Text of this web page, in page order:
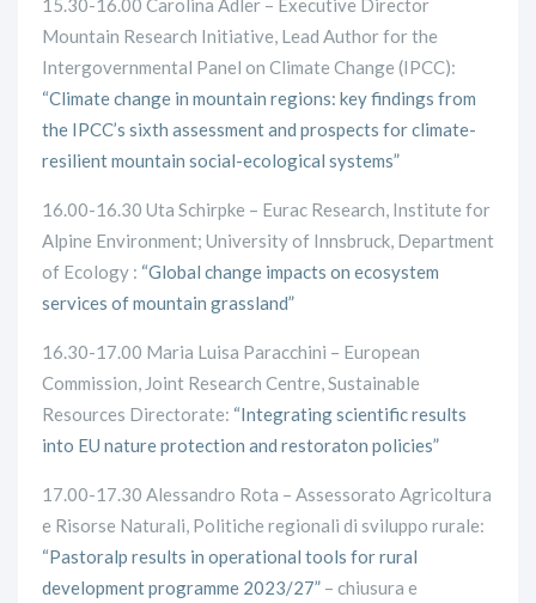
Mountain Research Initiative, Lead Author for the
Intergovernmental Panel on Climate Change (IPCC):
“Climate change in mountain regions: key findings from
the IPCC’s sixth assessment and prospects for climate-
resilient mountain social-ecological systems”
16.00-16.30 Uta Schirpke – Eurac Research, Institute for
Alpine Environment; University of Innsbruck, Department
of Ecology : “Global change impacts on ecosystem
services of mountain grassland”
16.30-17.00 Maria Luisa Paracchini – European
Commission, Joint Research Centre, Sustainable
Resources Directorate: “Integrating scientific results
into EU nature protection and restoraton policies”
17.00-17.30 Alessandro Rota – Assessorato Agricoltura
e Risorse Naturali, Politiche regionali di sviluppo rurale:
“Pastoralp results in operational tools for rural
development programme 2023/27” – chiusura e